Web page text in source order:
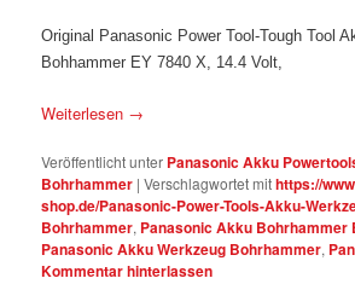
Original Panasonic Power Tool-Tough Tool
Bohhammer EY 7840 X, 14.4 Volt,
Weiterlesen →
Veröffentlicht unter Panasonic Akku
Bohrhammer |Verschlagwortet mithttps://
shop.de/Panasonic-Power-Tools-Akku-
Bohrhammer, Panasonic Akku Bohrhammer
Panasonic Akku Werkzeug Bohrhammer,
Kommentar hinterlassen